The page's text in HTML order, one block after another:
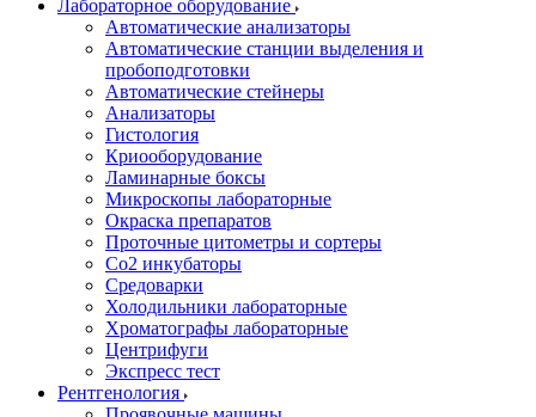
Лабораторное оборудование
Автоматические анализаторы
Автоматические станции выделения и
пробоподготовки
Автоматические стейнеры
Анализаторы
Гистология
Криооборудование
Ламинарные боксы
Микроскопы лабораторные
Окраска препаратов
Проточные цитометры и сортеры
Со2 инкубаторы
Средоварки
Холодильники лабораторные
Хроматографы лабораторные
Центрифуги
Экспресс тест
Рентгенология